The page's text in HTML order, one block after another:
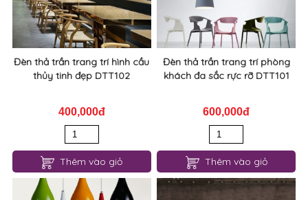
Đèn thả trần trang trí hình cầu
thủy tinh đẹp DTT102
400,000đ
Thêm vào giỏ
Đèn thả trần trang trí phòng
khách đa sắc rực rỡ DTT101
600,000đ
Thêm vào giỏ